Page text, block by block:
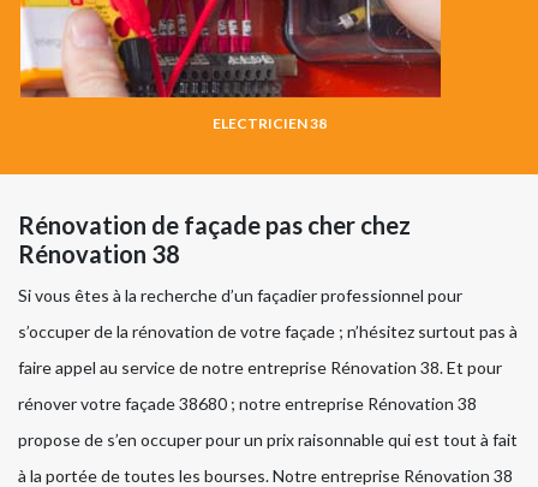
ELECTRICIEN 38
Rénovation de façade pas cher chez
Rénovation 38
Si vous êtes à la recherche d’un façadier professionnel pour
s’occuper de la rénovation de votre façade ; n’hésitez surtout pas à
faire appel au service de notre entreprise Rénovation 38. Et pour
rénover votre façade 38680 ; notre entreprise Rénovation 38
propose de s’en occuper pour un prix raisonnable qui est tout à fait
à la portée de toutes les bourses. Notre entreprise Rénovation 38